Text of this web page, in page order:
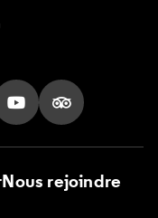
Tok
sur X
nous sur LinkedIn
Suivez nous sur
Suivez nous
Nous rejoindre